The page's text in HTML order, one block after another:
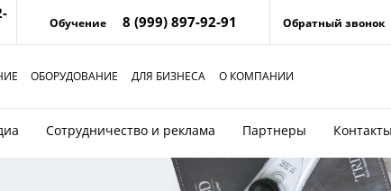
Обучение 8 (999) 897-92-91 Обратный звонок
ОБОРУДОВАНИЕ ДЛЯ БИЗНЕСА О КОМПАНИИ
Сотрудничество и реклама Партнеры Контакты